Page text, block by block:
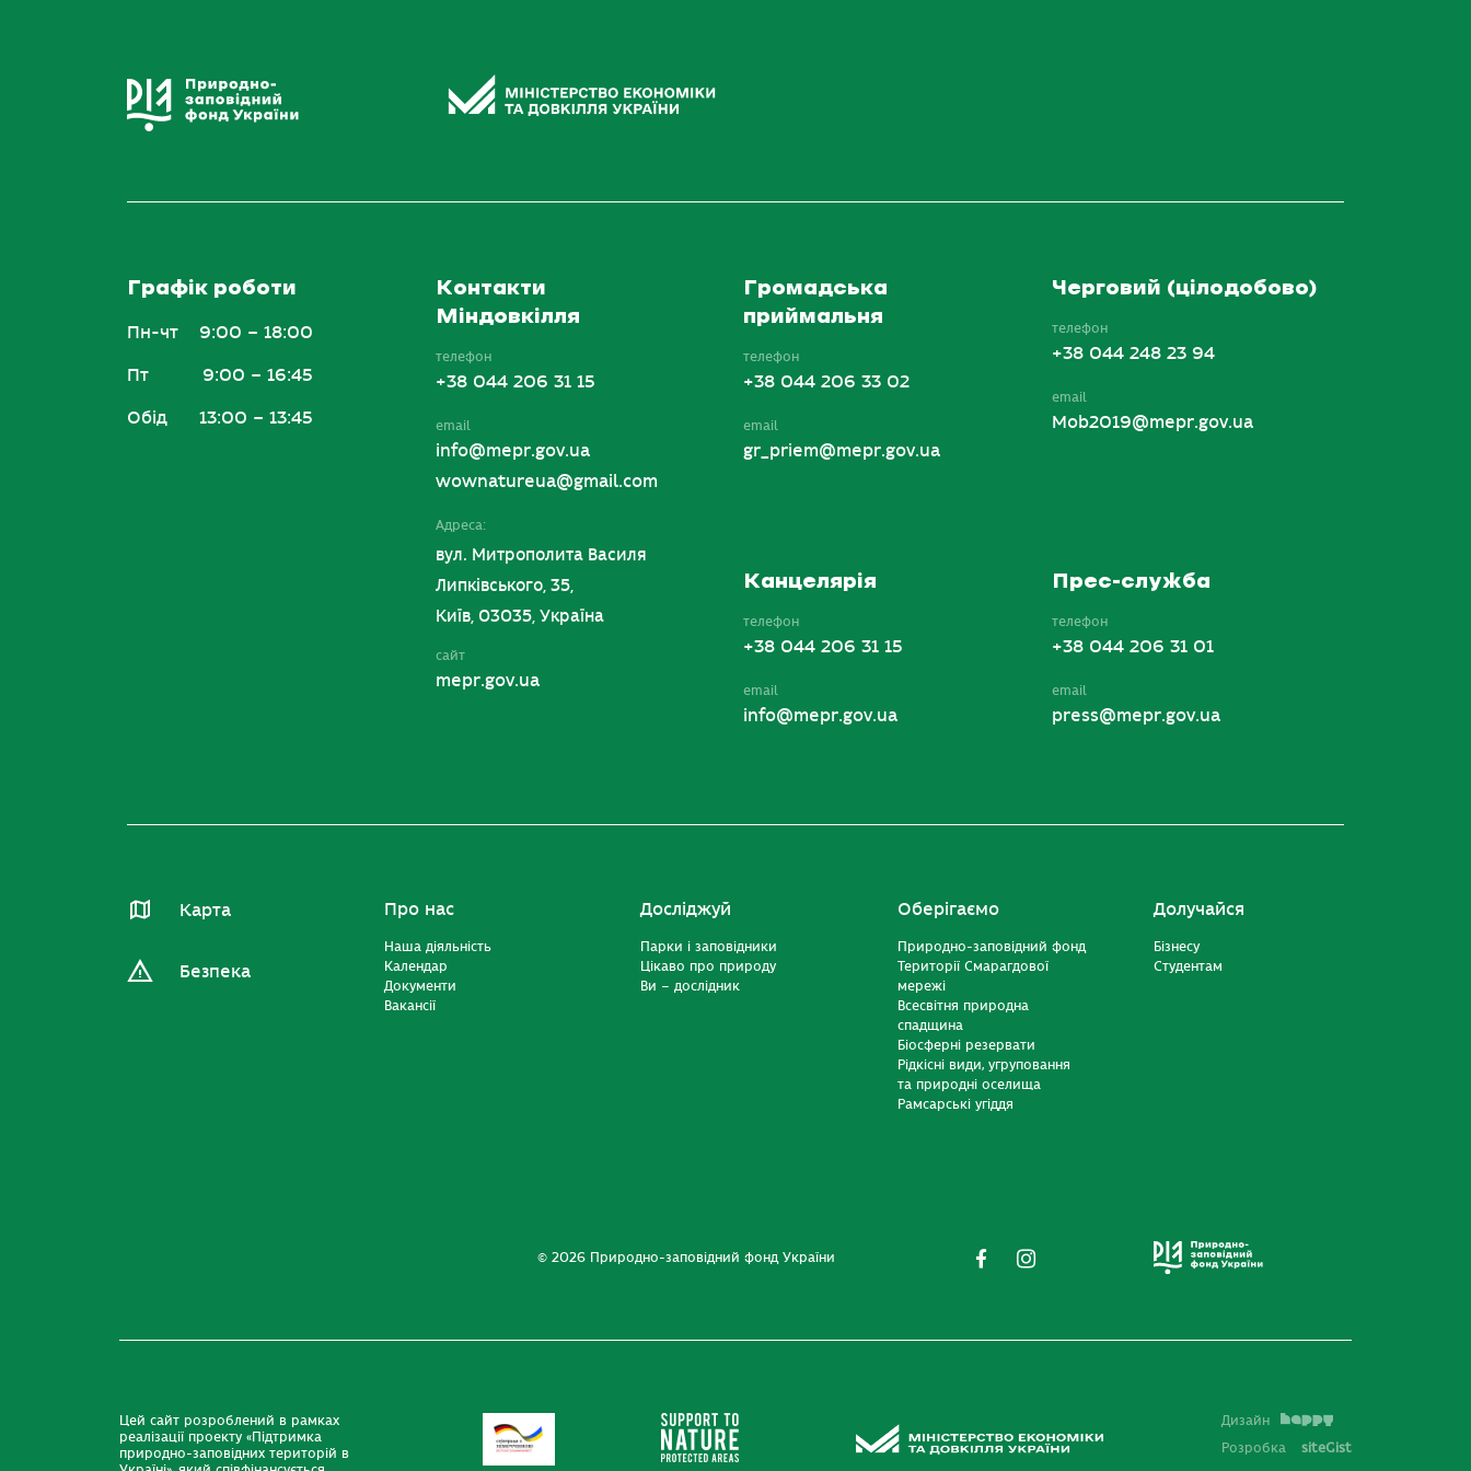
Графік роботи
Пн-чт 9:00 – 18:00
Пт 9:00 – 16:45
Обід 13:00 – 13:45
Контакти
Міндовкілля
телефон
+38 044 206 31 15
email
info@mepr.gov.ua
wownatureua@gmail.com
Адреса:
вул. Митрополита Василя
Липківського, 35,
Київ, 03035, Україна
сайт
mepr.gov.ua
Громадська
приймальня
телефон
+38 044 206 33 02
email
gr_priem@mepr.gov.ua
Канцелярія
телефон
+38 044 206 31 15
email
info@mepr.gov.ua
Черговий (цілодобово)
телефон
+38 044 248 23 94
email
Mob2019@mepr.gov.ua
Прес-служба
телефон
+38 044 206 31 01
email
press@mepr.gov.ua
Карта
Безпека
Про нас
Наша діяльність
Календар
Документи
Вакансії
Досліджуй
Парки і заповідники
Цікаво про природу
Ви – дослідник
Оберігаємо
Природно-заповідний фонд
Території Смарагдової
мережі
Всесвітня природна
спадщина
Біосферні резервати
Рідкісні види, угруповання
та природні оселища
Рамсарські угіддя
Долучайся
Бізнесу
Студентам
© 2026 Природно-заповідний фонд України
Цей сайт розроблений в рамках
реалізації проекту «Підтримка
природно-заповідних територій в
Дизайн
Розробка
siteGist